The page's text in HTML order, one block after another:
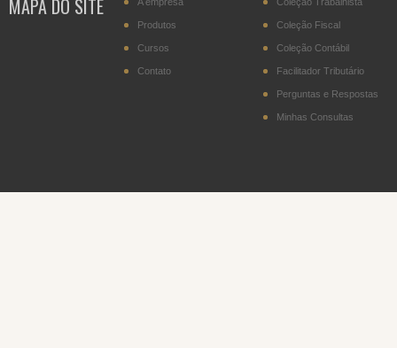
MAPA DO SITE A empresa
Produtos
Cursos
Contato
Coleção Trabalhista
Coleção Fiscal
Coleção Contábil
Facilitador Tributário
Perguntas e Respostas
Minhas Consultas